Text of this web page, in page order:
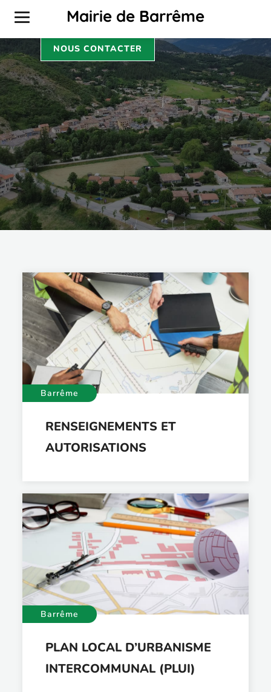
Mairie de Barrême
URBANISME
NOUS CONTACTER
Barrême
RENSEIGNEMENTS ET
AUTORISATIONS
Barrême
PLAN LOCAL D’URBANISME
INTERCOMMUNAL (PLUI)